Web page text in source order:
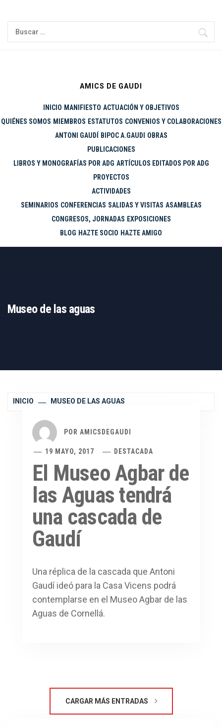
contenido
Buscar:
AMICS DE GAUDI
INICIO MANIFIESTO ACTUACIÓN Y OBJETIVOS
QUIÉNES SOMOS MIEMBROS ESTATUTOS CONVENIOS Y COLABORACIONES
ANTONI GAUDÍ
BIPOC A.GAUDI
OBRAS
PUBLICACIONES
LIBROS Y MONOGRAFÍAS POR ADG ARTÍCULOS EDITADOS POR ADG
PROYECTOS
ACTIVIDADES
SEMINARIOS CONFERENCIAS SALIDAS Y VISITAS ASAMBLEAS
CONGRESOS, JORNADAS EXPOSICIONES
BLOG HAZTE SOCIO HAZTE AMIGO
Museo de las aguas
INICIO MUSEO DE LAS AGUAS
POR AMICSDEGAUDI
19 MAYO, 2017 DESTACADA
El Museo Agbar de
las Aguas tendrá
una cascada de
Gaudí
Una réplica de la cascada que Antoni
Gaudí ideó para la Casa Vicens podrá
contemplarse en el Museo Agbar de las
Aguas de Cornellá.
CARGAR MÁS ENTRADAS